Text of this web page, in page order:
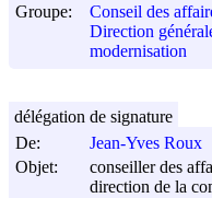
Groupe:
Conseil des
Direction
modernisation
De:
Jean-Yves Roux
Objet:
conseiller des
direction de la
délégation de signature